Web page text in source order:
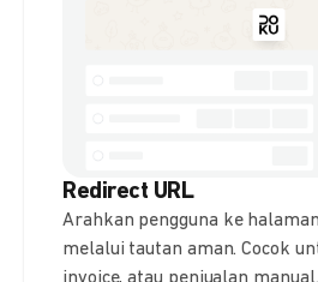
Redirect URL
Arahkan pengguna ke
melalui tautan aman. Cocok